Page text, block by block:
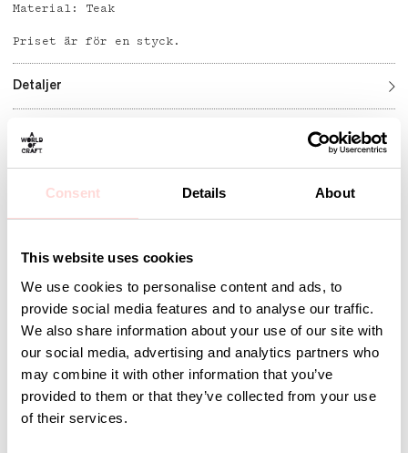
Consent Details About
This website uses cookies
We use cookies to personalise content and ads, to
provide social media features and to analyse our traffic.
We also share information about your use of our site with
our social media, advertising and analytics partners who
may combine it with other information that you’ve
provided to them or that they’ve collected from your use
of their services.
Material: Teak
Priset är för en styck.
Detaljer
Andra omtyckta produkter
WOOD Skopa med krok